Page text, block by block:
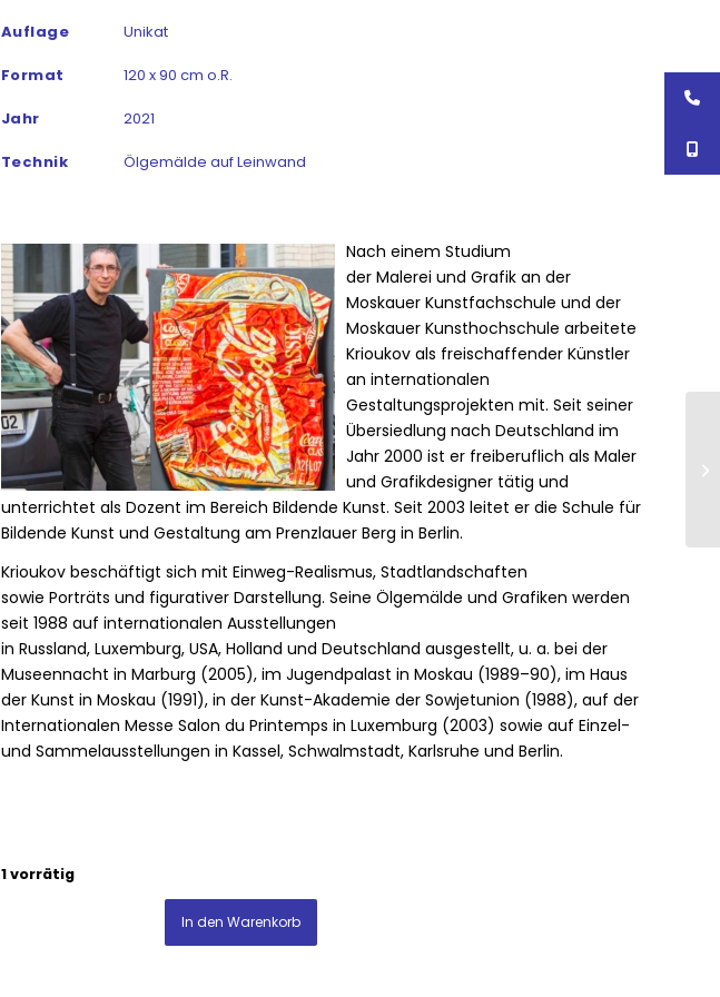
Auflage Unikat
Format 120 x 90 cm o.R.
Jahr 2021
Technik Ölgemälde auf Leinwand
Nach einem Studium
der Malerei und Grafik an der
Moskauer Kunstfachschule und der
Moskauer Kunsthochschule arbeitete
Krioukov als freischaffender Künstler
an internationalen
Gestaltungsprojekten mit. Seit seiner
Übersiedlung nach Deutschland im
Jahr 2000 ist er freiberuflich als Maler
und Grafikdesigner tätig und
unterrichtet als Dozent im Bereich Bildende Kunst. Seit 2003 leitet er die Schule für
Bildende Kunst und Gestaltung am Prenzlauer Berg in Berlin.
Krioukov beschäftigt sich mit Einweg-Realismus, Stadtlandschaften
sowie Porträts und figurativer Darstellung. Seine Ölgemälde und Grafiken werden
seit 1988 auf internationalen Ausstellungen
in Russland, Luxemburg, USA, Holland und Deutschland ausgestellt, u. a. bei der
Museennacht in Marburg (2005), im Jugendpalast in Moskau (1989–90), im Haus
der Kunst in Moskau (1991), in der Kunst-Akademie der Sowjetunion (1988), auf der
Internationalen Messe Salon du Printemps in Luxemburg (2003) sowie auf Einzel-
und Sammelausstellungen in Kassel, Schwalmstadt, Karlsruhe und Berlin.
1 vorrätig
In den Warenkorb